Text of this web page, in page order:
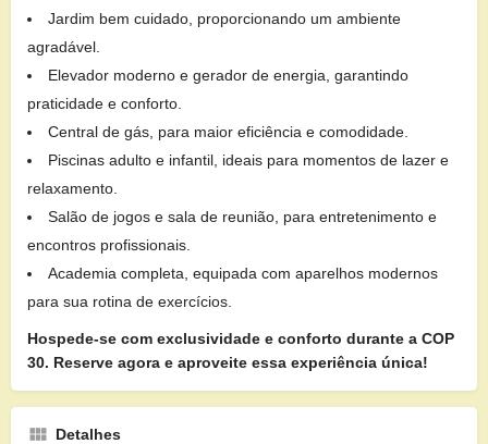
Jardim bem cuidado, proporcionando um ambiente
agradável.
Elevador moderno e gerador de energia, garantindo
praticidade e conforto.
Central de gás, para maior eficiência e comodidade.
Piscinas adulto e infantil, ideais para momentos de lazer e
relaxamento.
Salão de jogos e sala de reunião, para entretenimento e
encontros profissionais.
Academia completa, equipada com aparelhos modernos
para sua rotina de exercícios.
Hospede-se com exclusividade e conforto durante a COP
30. Reserve agora e aproveite essa experiência única!
Detalhes